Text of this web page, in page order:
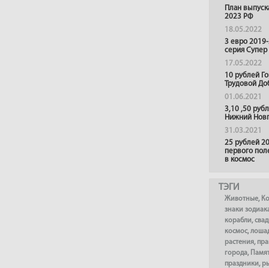
План
2023 РФ
18.05.2022
3 евро
серия
17.05.2022
10 рублей
Трудовой
01.06.2021
3,10 ,50
Нижний
31.03.2021
25 рублей
первого
в космос
ТЭГИ
Животные,
знаки
корабли,
космос,
растения,
города,
праздники,